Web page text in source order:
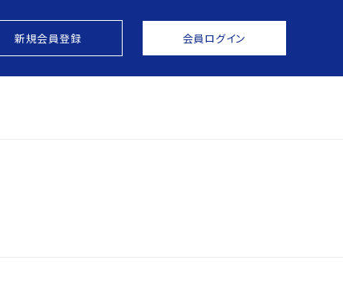
新規会員登録 会員ログイン